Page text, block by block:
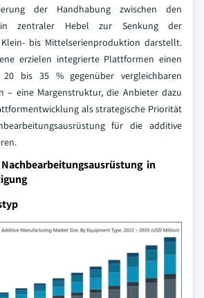
der Handhabung zwischen den
zentraler Hebel zur Senkung der
bis Mittelserienproduktion darstellt.
erzielen integrierte Plattformen einen
20 bis 35 % gegenüber vergleichbaren
– eine Margenstruktur, die Anbieter dazu
als strategische Priorität
für die additive
in